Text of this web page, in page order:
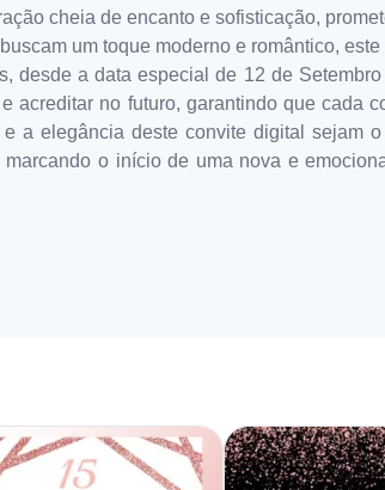
cheia de encanto e sofisticação,
um toque moderno e romântico, este
desde a data especial de 12 de
acreditar no futuro, garantindo que cada
a elegância deste convite digital sejam o
o início de uma nova e